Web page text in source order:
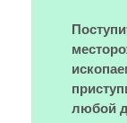
любой